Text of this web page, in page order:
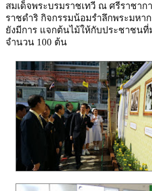
สมเด็จพระบรมราชเทวี ณ ศรีราชาก
ราชดำริ กิจกรรมน้อมรำลึกพระมห
ยังมีการ แจกต้นไม้ให้กับประชาชนที่
จำนวน 100 ต้น